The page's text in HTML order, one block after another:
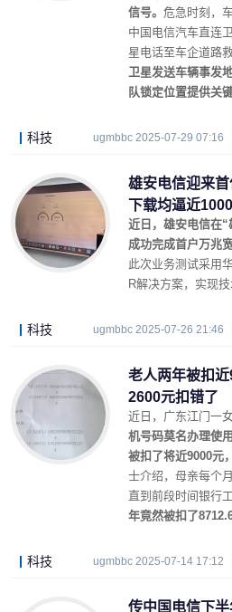
信号。 危急时刻，
中国电信汽车直连
星电话至车企道路
卫星发送车辆事发
队锁定位置提供关键
科技 ugmbbc 2025-07-29 07:16
雄安电信迎来首
下载均逼近
近日，雄安电信在
成功完成首户万兆
此次业务测试采用
R解决方案，实现技
科技 ugmbbc 2025-07-26 21:46
老人两年被扣
2600元扣错了
近日，广东江门一
机号码莫名办理使
被扣了将近9000元
士介绍，母亲每个
直到前段时间银行
年竟然被扣了8712.6
科技 ugmbbc 2025-07-14 17:12
传中国电信下